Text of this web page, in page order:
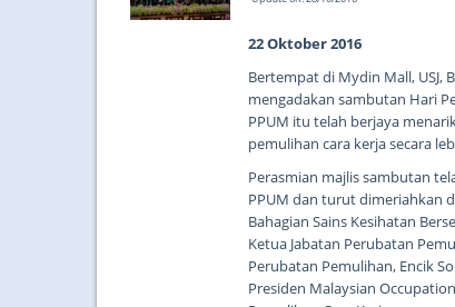
22 Oktober 2016
Bertempat di Mydin Mall, USJ,
mengadakan sambutan Hari
PPUM itu telah berjaya
pemulihan cara kerja secara
Perasmian majlis sambutan
PPUM dan turut dimeriahkan
Bahagian Sains Kesihatan
Ketua Jabatan Perubatan
Perubatan Pemulihan, Encik
Presiden Malaysian